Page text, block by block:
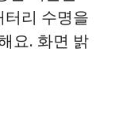
리 수명을
요. 화면 밝